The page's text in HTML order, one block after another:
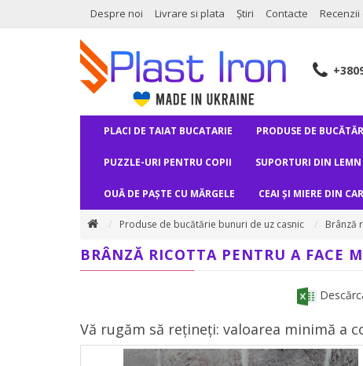
Despre noi Livrare si plata Știri Contacte
PLACI DE TAIAT BUCATARIE PRODUSE DE
PUZZLE-URI PENTRU COPII SUPORTURI DIN
OUĂ DE PAȘTE CU MĂRGELE CEAI ȘI MIERE DIN
Produse de bucătărie bunuri de uz casnic Brânză
BRÂNZĂ RICOTTA PENTRU A FACE
Vă rugăm să rețineți: valoarea minimă a